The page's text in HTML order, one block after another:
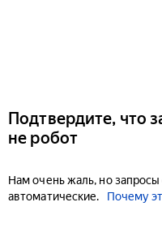
Подтвердите, что
не робот
Нам очень жаль, но
автоматические.
Почему